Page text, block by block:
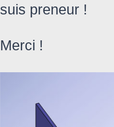
suis preneur !
Merci !